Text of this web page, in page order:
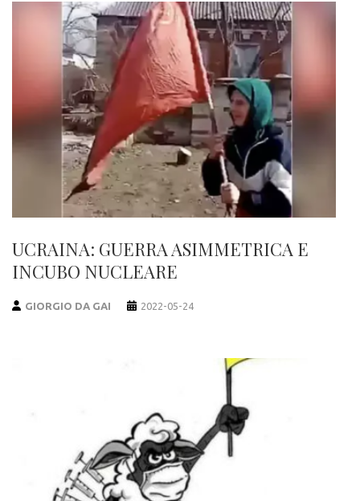
UCRAINA: GUERRA ASIMMETRICA E
INCUBO NUCLEARE
GIORGIO DA GAI 2022-05-24